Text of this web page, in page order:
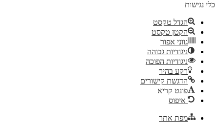
כלי נגישות
הגדל טקסט
הקטן טקסט
גווני אפור
ניגודיות גבוהה
ניגודיות הפוכה
רקע בהיר
הדגשת קישורים
פונט קריא
איפוס
מפת אתר